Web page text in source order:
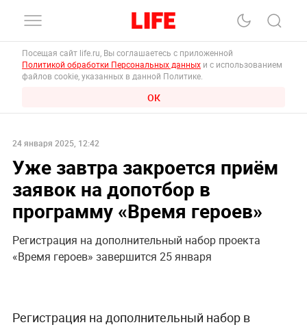
Посещая сайт life.ru, Вы соглашаетесь с приложенной
Политикой обработки Персональных данных и с использованием
файлов cookie, указанных в данной Политике.
ОК
24 января 2025, 12:42
Уже завтра закроется приём
заявок на допотбор в
программу «Время героев»
Регистрация на дополнительный набор проекта
«Время героев» завершится 25 января
Регистрация на дополнительный набор в